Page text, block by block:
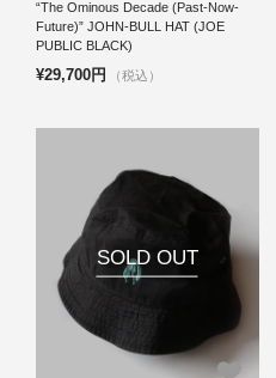
“The Ominous Decade (Past-Now-
Future)” JOHN-BULL HAT (JOE
PUBLIC BLACK)
¥29,700円 （税込）
SOLD OUT